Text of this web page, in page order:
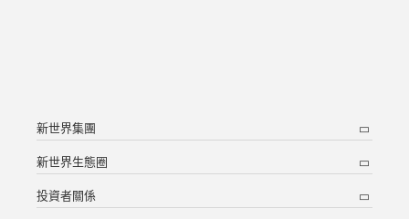
新世界集團
新世界生態圈
投資者關係